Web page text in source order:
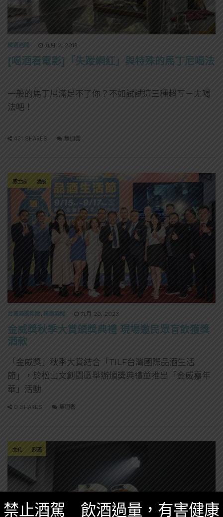
精選酒聞 九月 2, 2018
[喝酒看電影]「失蹤網紅」與特殊的馬丁尼喝法
一般的馬丁尼滿足不了你？不如試試這三種超ㄎㄧㄤ喝
法吧！
431 SHARES 無迴響
威士忌 酒展
台灣酒圈新聞 , 精選酒聞 九月 20, 2023
金威獎秋季大賞頒獎典禮 現場邀民眾盲飲獲獎
酒款
「金威獎」秋季大賞結合「TILF台灣國際品酒生活
節」，於松山文創園區舉辦頒獎典禮並推出「金威嘉年
華」活動
0 SHARES 無迴響
文化 烈酒
禁止酒駕 飲酒過量，有害健康